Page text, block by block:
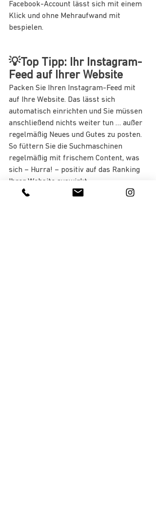
Facebook-Account lässt sich mit einem
Klick und ohne Mehraufwand mit
bespielen.
💡Top Tipp: Ihr Instagram-
Feed auf Ihrer Website
Packen Sie Ihren Instagram-Feed mit
auf Ihre Website. Das lässt sich
automatisch einrichten und Sie müssen
anschließend nichts weiter tun … außer
regelmäßig Neues und Gutes zu posten.
So füttern Sie die Suchmaschinen
regelmäßig mit frischem Content, was
sich – Hurra! – positiv auf das Ranking
Ihrer Website auswirkt.